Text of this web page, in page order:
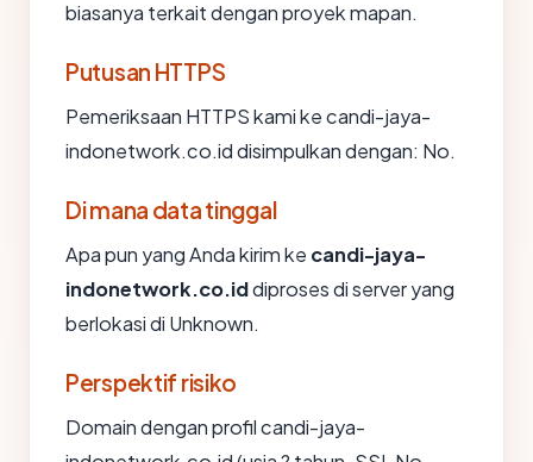
biasanya terkait dengan proyek mapan.
Putusan HTTPS
Pemeriksaan HTTPS kami ke candi-jaya-
indonetwork.co.id disimpulkan dengan: No.
Di mana data tinggal
Apa pun yang Anda kirim ke candi-jaya-
indonetwork.co.iddiproses di server yang
berlokasi di Unknown.
Perspektif risiko
Domain dengan profil candi-jaya-